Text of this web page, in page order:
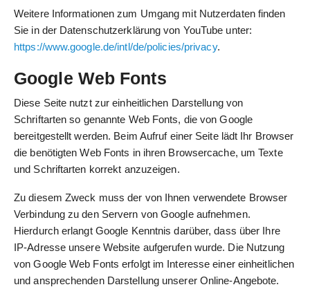
Weitere Informationen zum Umgang mit Nutzerdaten finden
Sie in der Datenschutzerklärung von YouTube unter:
https://www.google.de/intl/de/policies/privacy.
Google Web Fonts
Diese Seite nutzt zur einheitlichen Darstellung von
Schriftarten so genannte Web Fonts, die von Google
bereitgestellt werden. Beim Aufruf einer Seite lädt Ihr Browser
die benötigten Web Fonts in ihren Browsercache, um Texte
und Schriftarten korrekt anzuzeigen.
Zu diesem Zweck muss der von Ihnen verwendete Browser
Verbindung zu den Servern von Google aufnehmen.
Hierdurch erlangt Google Kenntnis darüber, dass über Ihre
IP-Adresse unsere Website aufgerufen wurde. Die Nutzung
von Google Web Fonts erfolgt im Interesse einer einheitlichen
und ansprechenden Darstellung unserer Online-Angebote.